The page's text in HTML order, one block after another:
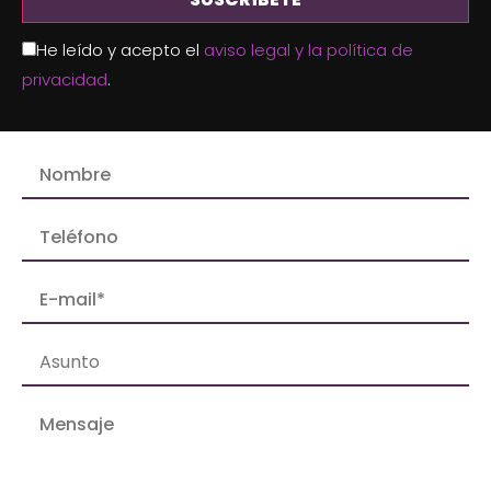
He leído y acepto el aviso legal y la política de
privacidad.